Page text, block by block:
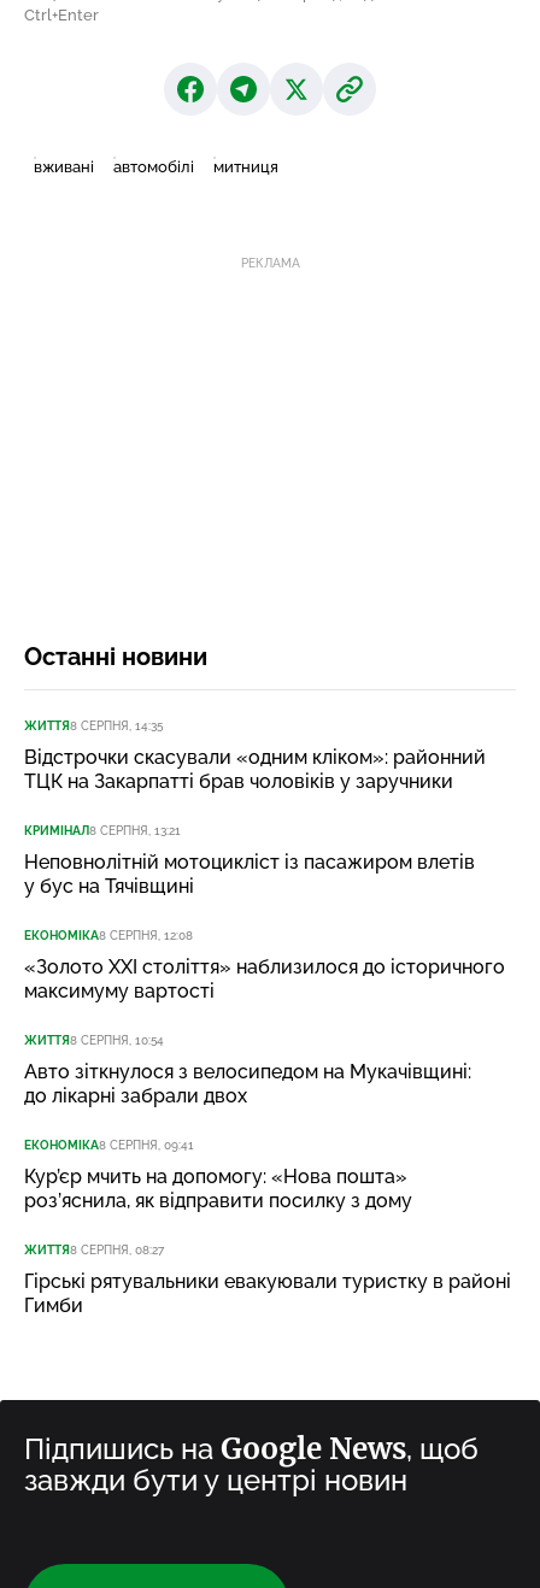
Ctrl+Enter
вживані автомобілі митниця
РЕКЛАМА
Останні новини
ЖИТТЯ8 СЕРПНЯ, 14:35
Відстрочки скасували «одним кліком»: районний
ТЦК на Закарпатті брав чоловіків у заручники
КРИМІНАЛ8 СЕРПНЯ, 13:21
Неповнолітній мотоцикліст із пасажиром влетів
у бус на Тячівщині
ЕКОНОМІКА8 СЕРПНЯ, 12:08
«Золото XXI століття» наблизилося до історичного
максимуму вартості
ЖИТТЯ8 СЕРПНЯ, 10:54
Авто зіткнулося з велосипедом на Мукачівщині:
до лікарні забрали двох
ЕКОНОМІКА8 СЕРПНЯ, 09:41
Кур’єр мчить на допомогу: «Нова пошта»
роз’яснила, як відправити посилку з дому
ЖИТТЯ8 СЕРПНЯ, 08:27
Гірські рятувальники евакуювали туристку в районі
Гимби
Підпишись на Google News, щоб
завжди бути у центрі новин